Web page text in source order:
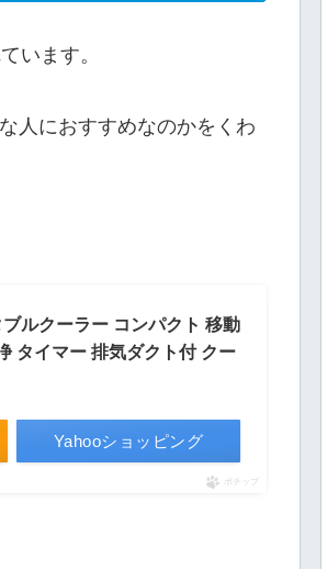
います。
人におすすめなのかをくわ
ルクーラー コンパクト 移動
タイマー 排気ダクト付 クー
Yahooショッピング
ポチップ